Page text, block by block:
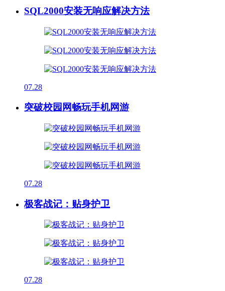
SQL2000安装无响应解决方法
07.28
突破校园网畅玩手机网游
07.28
极客战记：贴身护卫
07.28